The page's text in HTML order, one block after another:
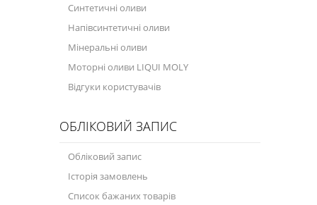
Синтетичні оливи
Напівсинтетичні оливи
Мінеральні оливи
Моторні оливи LIQUI MOLY
Відгуки користувачів
ОБЛІКОВИЙ ЗАПИС
Обліковий запис
Історія замовлень
Список бажаних товарів